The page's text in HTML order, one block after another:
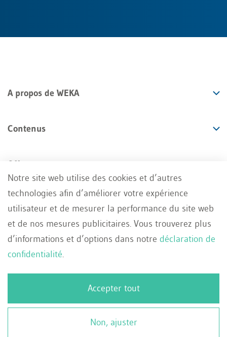
A propos de WEKA
Contenus
Offres
Services
Impressum
Conditions générales
Protection des données
Contact
© 2026 WEKA Business Media AG, Zürich
FR
Français
Notre site web utilise des cookies et d’autres
technologies afin d’améliorer votre expérience
utilisateur et de mesurer la performance du site web
et de nos mesures publicitaires. Vous trouverez plus
d’informations et d’options dans notre déclaration de
confidentialité.
Accepter tout
Non, ajuster